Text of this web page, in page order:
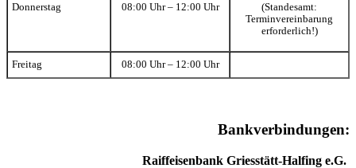
Donnerstag 08:00 Uhr – 12:00 Uhr
(Standesamt:
Terminvereinbarung
erforderlich!)
Freitag 08:00 Uhr – 12:00 Uhr
Bankverbindungen:
Raiffeisenbank Griesstätt-Halfing e.G.